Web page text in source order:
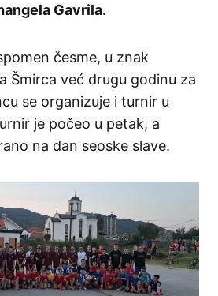
Gavrila.
česme, u znak
Šmirca već drugu godinu za
se organizuje i turnir u
je počeo u petak, a
na dan seoske slave.